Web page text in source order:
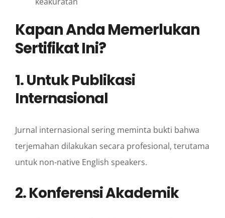
Kapan Anda Memerlukan
Sertifikat Ini?
1. Untuk Publikasi
Internasional
Jurnal internasional sering meminta bukti bahwa
terjemahan dilakukan secara profesional, terutama
untuk non-native English speakers.
2. Konferensi Akademik